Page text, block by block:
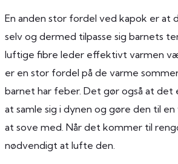
En anden stor fordel ved kapok er at
selv og dermed tilpasse sig barnets
luftige fibre leder effektivt varmen
er en stor fordel på de varme
barnet har feber. Det gør også at
at samle sig i dynen og gøre den til
at sove med. Når det kommer til
nødvendigt at lufte den.